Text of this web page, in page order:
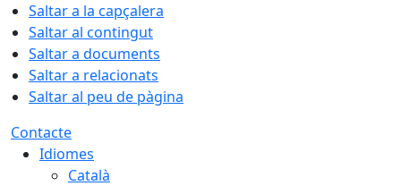
Saltar a la capçalera
Saltar al contingut
Saltar a documents
Saltar a relacionats
Saltar al peu de pàgina
Contacte
Idiomes
Català